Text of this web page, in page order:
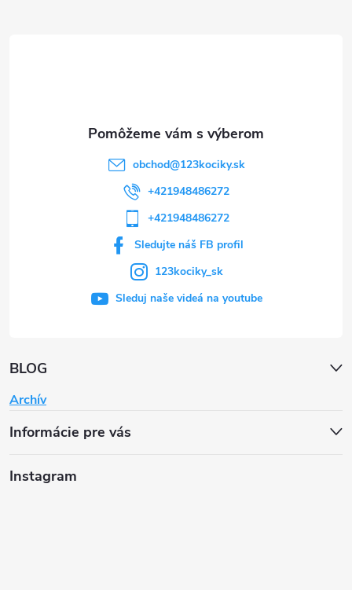
BLOG
Archív
Informácie pre vás
obchod@123kociky.sk
+421948486272
+421948486272
Sledujte náš FB profil
123kociky_sk
Sleduj naše videá na youtube
Instagram